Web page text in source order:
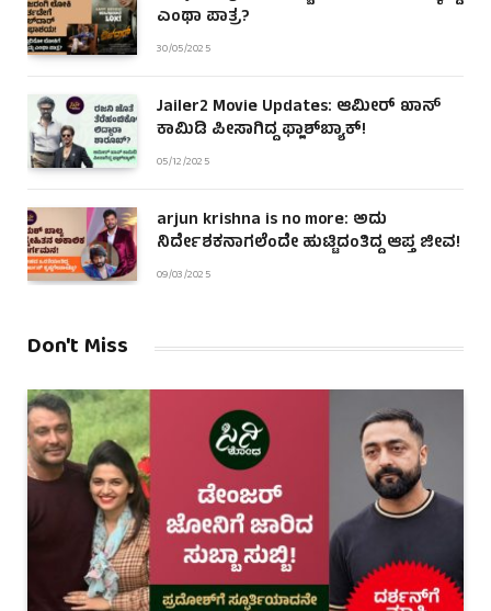
ಎಂಥಾ ಪಾತ್ರ?
30/05/2025
Jailer2 Movie Updates: ಆಮೀರ್ ಖಾನ್
ಕಾಮಿಡಿ ಪೀಸಾಗಿದ್ದ ಫ್ಲಾಶ್‌ಬ್ಯಾಕ್!
05/12/2025
arjun krishna is no more: ಅದು
ನಿರ್ದೇಶಕನಾಗಲೆಂದೇ ಹುಟ್ಟಿದಂತಿದ್ದ ಆಪ್ತ ಜೀವ!
09/03/2025
Don't Miss